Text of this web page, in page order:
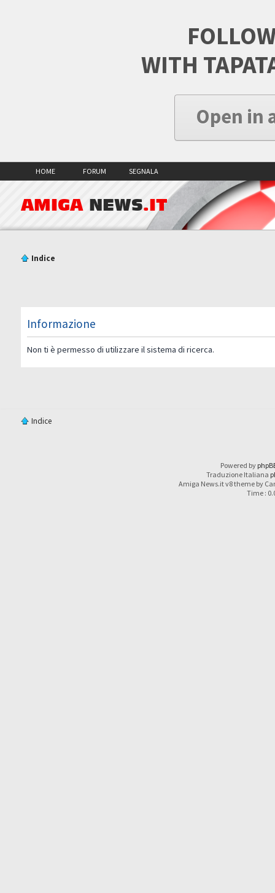
WITH
Open in
HOME FORUM SEGNALA
AMIGA NEWS.IT
Indice
Informazione
Non ti è permesso di utilizzare il sistema di ricerca.
Indice
Powered by
Traduzione Italiana
Amiga News.it v8 theme by
Time :